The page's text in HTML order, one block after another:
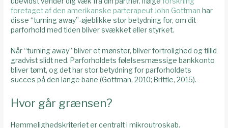
foretaget af den amerikanske parterapeut John Gottman har
disse “turning away”-øjeblikke stor betydning for, om dit
parforhold med tiden bliver svækket eller styrket.
Når “turning away” bliver et mønster, bliver fortrolighed og tillid
gradvist slidt ned. Parforholdets følelsesmæssige bankkonto
bliver tømt, og det har stor betydning for parforholdets
succes på den lange bane (Gottman, 2010; Brittle, 2015).
Hvor går grænsen?
Hemmelighedskriteriet er centralt i mikroutroskab.